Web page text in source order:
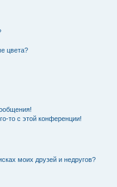
цвета?
то с этой конференции!
моих друзей и недругов?